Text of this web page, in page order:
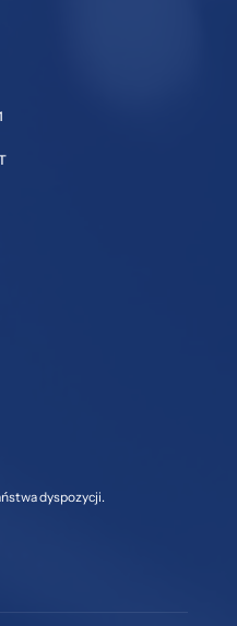
dyspozycji.